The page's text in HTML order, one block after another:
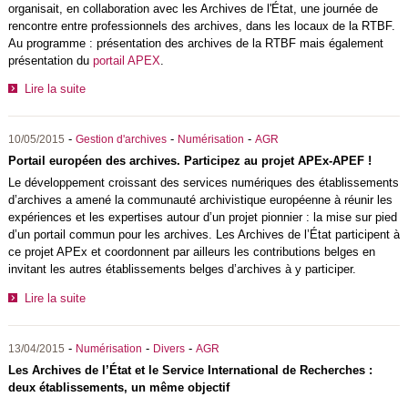
organisait, en collaboration avec les Archives de l'État, une journée de
rencontre entre professionnels des archives, dans les locaux de la RTBF.
Au programme : présentation des archives de la RTBF mais également
présentation du portail APEX
Lire la suite
10/05/2015 - Gestion d'archives- Numérisation - AGR
Portail européen des archives. Participez au projet APEx-APEF !
Le développement croissant des services numériques des établissements
d’archives a amené la communauté archivistique européenne à réunir les
expériences et les expertises autour d’un projet pionnier : la mise sur pied
d’un portail commun pour les archives. Les Archives de l’État participent à
ce projet APEx et coordonnent par ailleurs les contributions belges en
invitant les autres établissements belges d’archives à y participer.
Lire la suite
13/04/2015 - Numérisation - Divers- AGR
Les Archives de l’État et le Service International de Recherches :
deux établissements, un même objectif